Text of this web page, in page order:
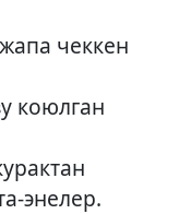
чеккен
коюлган
энелер.